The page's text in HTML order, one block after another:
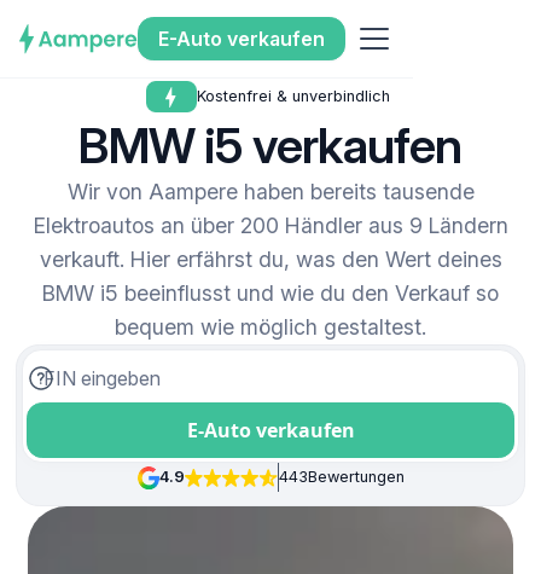
E-Auto verkaufen
Kostenfrei & unverbindlich
BMW i5 verkaufen
Wir von Aampere haben bereits tausende
Elektroautos an über 200 Händler aus 9 Ländern
verkauft. Hier erfährst du, was den Wert deines
BMW i5 beeinflusst und wie du den Verkauf so
bequem wie möglich gestaltest.
E-Auto verkaufen
4.9 443Bewertungen